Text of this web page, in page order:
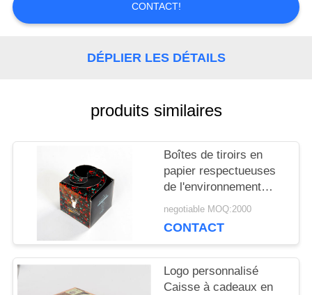
NOUS
PRIVACY
POLICY
CONTACT!
DÉPLIER LES DÉTAILS
produits similaires
Boîtes de tiroirs en
papier respectueuses
de l'environnement
avec impression sur
negotiable MOQ:2000
CONTACT
Logo personnalisé
Caisse à cadeaux en